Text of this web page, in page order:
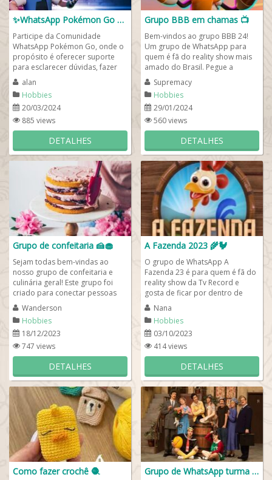
✨WhatsApp Pokémon Go 💫🦊
Participe da Comunidade
WhatsApp Pokémon Go, onde o
propósito é oferecer suporte
para esclarecer dúvidas, fazer
novas amizades, realizar trocas
de Pokémons...
alan
Hobbies
20/03/2024
885 views
DETALHES
Grupo BBB em chamas 📺
Bem-vindos ao grupo BBB 24!
Um grupo de WhatsApp para
quem é fã do reality show mais
amado do Brasil. Pegue a
pipoca, respire fundo e
aproveite para...
Supremacy
Hobbies
29/01/2024
560 views
DETALHES
Grupo de confeitaria 🍰🧁
Sejam todas bem-vindas ao
nosso grupo de confeitaria e
culinária geral! Este grupo foi
criado para conectar pessoas
que gostam de confeitaria e
outros tipos de...
Wanderson
Hobbies
18/12/2023
747 views
DETALHES
A Fazenda 2023 🌾🐓
O grupo de WhatsApp A
Fazenda 23 é para quem é fã do
reality show da Tv Record e
gosta de ficar por dentro de
tudo o que acontece na Fazenda
mais vigiada do...
Nana
Hobbies
03/10/2023
414 views
DETALHES
Como fazer crochê 🧶 Grupo de WhatsApp turma do Chaves 🛢